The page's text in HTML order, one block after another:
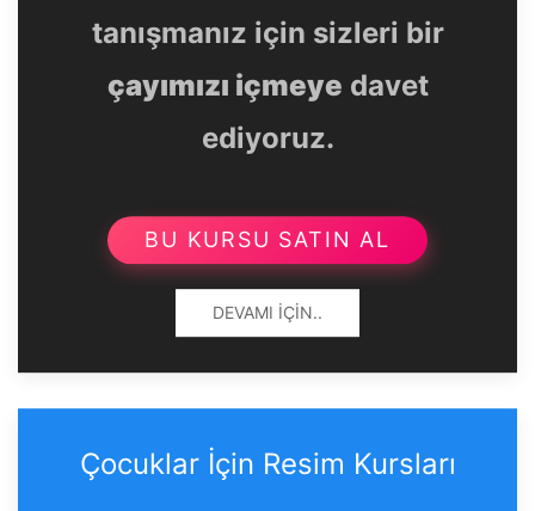
tanışmanız için sizleri bir
çayımızı içmeye davet
ediyoruz.
BU KURSU SATIN AL
DEVAMI İÇIN..
Çocuklar İçin Resim Kursları